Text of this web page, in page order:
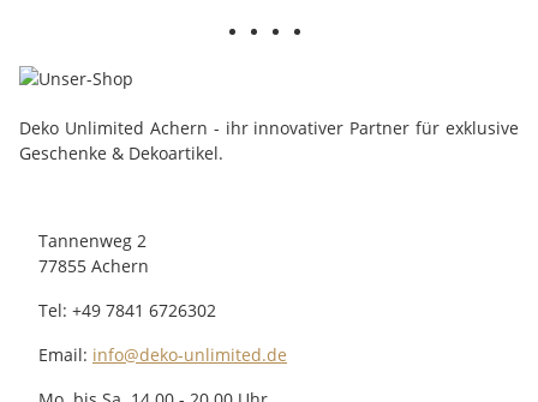
Deko Unlimited Achern - ihr innovativer Partner für exklusive
Geschenke & Dekoartikel.
Tannenweg 2
77855 Achern
Tel: +49 7841 6726302
Email: info@deko-unlimited.de